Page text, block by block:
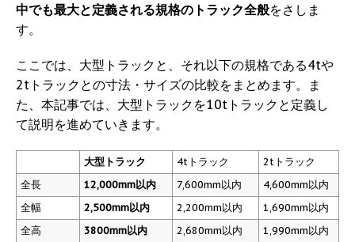
中でも最大と定義される規格のトラック全般をさしま
す。
ここでは、大型トラックと、それ以下の規格である4tや
2tトラックとの寸法・サイズの比較をまとめます。ま
た、本記事では、大型トラックを10tトラックと定義し
て説明を進めていきます。
大型トラック 4tトラック
2tトラック
全長
12,000mm以内 7,600mm以内
4,600mm以内
全幅
2,500mm以内 2,200mm以内
1,690mm以内
全高
3800mm以内 2,680mm以内
1,990mm以内